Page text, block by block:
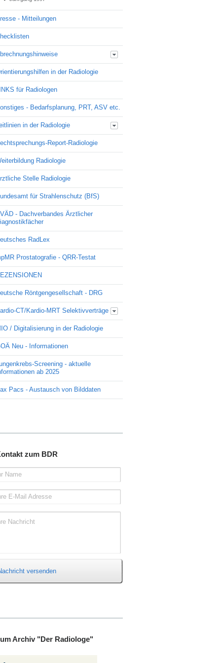
Ausgabe 11-1998
Ausgabe 10-1998
Ausgabe 08-1998
- Mitteilungen
EBM - Ihre Fragen - unsere Antworten
in der Radiologie
für Radiologen
- Bedarfsplanung, PRT, ASV etc.
in der Radiologie
QualitätssicherungReport-Radiologie
Radiologie
Stelle Radiologie
für Strahlenschutz (BfS)
- Dachverbandes Ärztlicher
RadLex
Prostatografie - QRR-Testat
Röntgengesellschaft - DRG
CT/Kardio-MRT Selektivverträge
/ Digitalisierung in der Radiologie
Neu - Informationen
Screening - aktuelle
ab 2025
Pacs - Austausch von Bilddaten
zum BDR
Name
E-Mail Adresse
Nachricht
versenden
Archiv "Der Radiologe"